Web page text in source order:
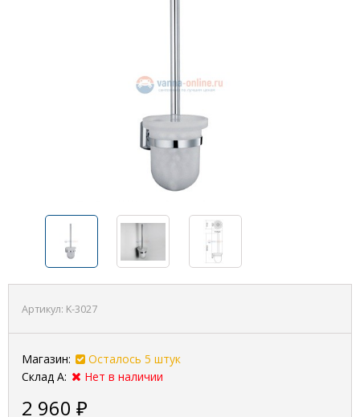
Артикул: K-3027
Магазин:
Осталось 5 штук
Склад А:
Нет в наличии
2 960 ₽